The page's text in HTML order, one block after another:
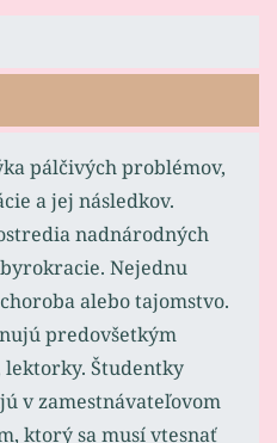
pálčivých problémov,
a jej následkov.
nadnárodných
Nejednu
alebo tajomstvo.
predovšetkým
Študentky
v zamestnávateľovom
ktorý sa musí vtesnať